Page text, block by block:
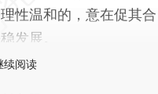
性温和的，意在促其合
发展。
续阅读